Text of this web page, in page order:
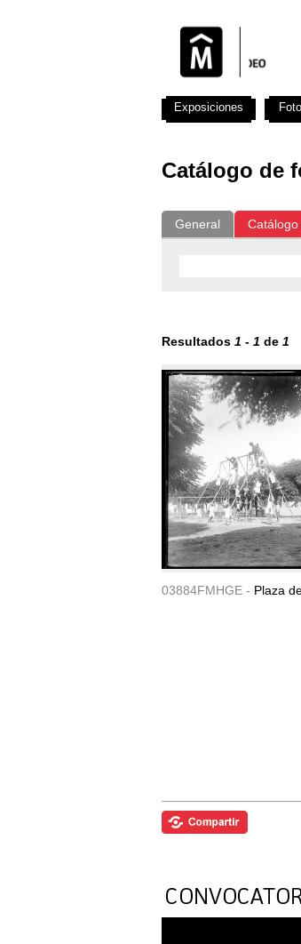
Catálogo de
General
Resultados 1 - 1 de 1
03884FMHGE - Plaza
Exposiciones